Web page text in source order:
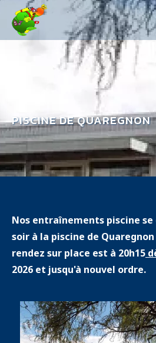
Aller
contenu
PISCINE DE QUAREGNON
Nos entraînements piscine
soir à la piscine de Quaregnon
rendez sur place est à 20h15
2026 et jusqu'à nouvel ordre.